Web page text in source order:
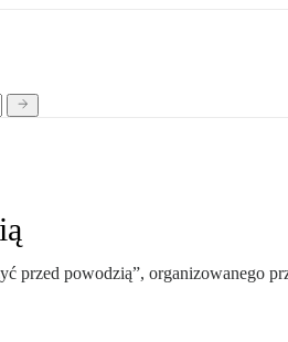
przed powodzią”, organizowanego